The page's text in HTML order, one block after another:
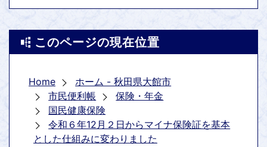
このページの現在位置
Home
ホーム - 秋田県大館市
市民便利帳
保険・年金
国民健康保険
令和６年12月２日からマイナ保険証を基本
とした仕組みに変わりました